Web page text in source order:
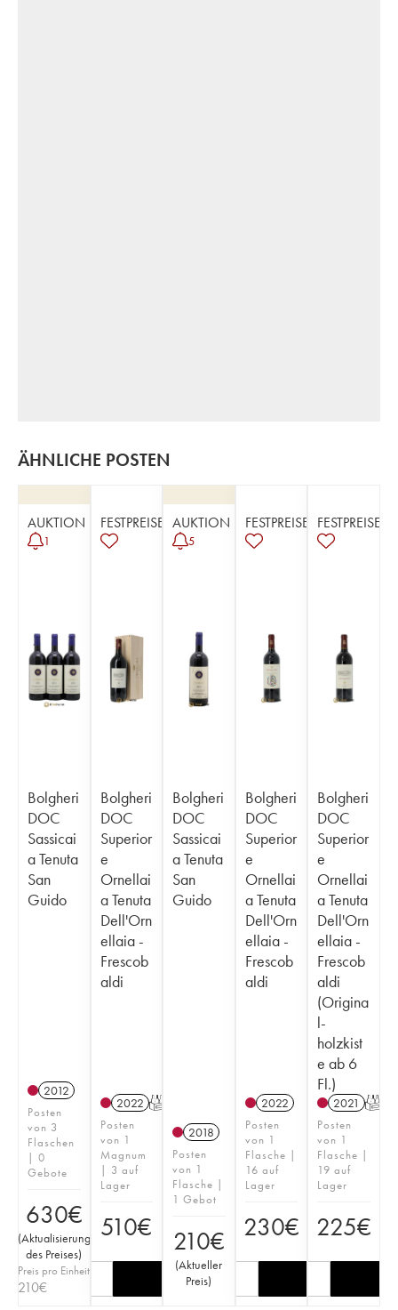
ÄHNLICHE POSTEN
AUKTION
1
Bolgheri
DOC
Sassicai
a Tenuta
San
Guido
2012
Posten
von 3
Flaschen
| 0
Gebote
630€
(Aktualisierung
des Preises)
Preis pro Einheit
210€
FESTPREISE
Bolgheri
DOC
Superior
e
Ornellai
a Tenuta
Dell'Orn
ellaia -
Frescob
aldi
2022 T
Posten
von 1
Magnum
| 3 auf
Lager
510€
AUKTION
5
Bolgheri
DOC
Sassicai
a Tenuta
San
Guido
2018
Posten
von 1
Flasche |
1 Gebot
210€
(Aktueller
Preis)
FESTPREISE
Bolgheri
DOC
Superior
e
Ornellai
a Tenuta
Dell'Orn
ellaia -
Frescob
aldi
2022
Posten
von 1
Flasche |
16 auf
Lager
230€
FESTPREISE
Bolgheri
DOC
Superior
e
Ornellai
a Tenuta
Dell'Orn
ellaia -
Frescob
aldi
(Origina
l-
holzkist
e ab 6
Fl.)
2021 T
Posten
von 1
Flasche |
19 auf
Lager
225€